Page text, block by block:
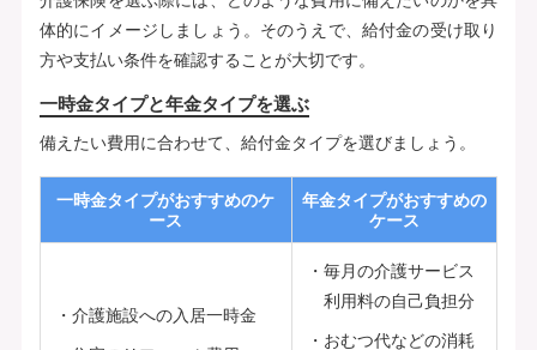
体的にイメージしましょう。そのうえで、給付金の受け取り
方や支払い条件を確認することが大切です。
一時金タイプと年金タイプを選ぶ
備えたい費用に合わせて、給付金タイプを選びましょう。
一時金タイプがおすすめのケ
ース
年金タイプがおすすめの
ケース
介護施設への入居一時金
毎月の介護サービス
利用料の自己負担分
おむつ代などの消耗